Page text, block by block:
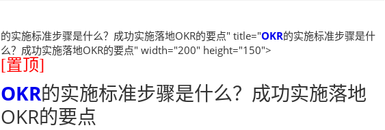
的实施标准步骤是什么？成功实施落地OKR的要点" title="OKR的实施标准步骤是什
么？成功实施落地OKR的要点" width="200" height="150">
[置顶]
OKR的实施标准步骤是什么？成功实施落地
OKR的要点